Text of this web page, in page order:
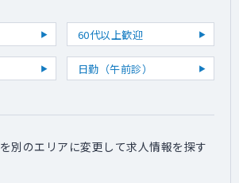
60代以上歓迎
日勤（午前診）
別のエリアに変更して求人情報を探す